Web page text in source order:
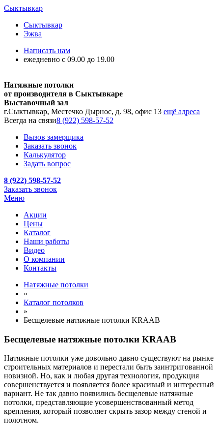
Сыктывкар
Сыктывкар
Эжва
Написать нам
ежедневно с 09.00 до 19.00
Натяжные потолки
от производителя в Сыктывкаре
Выставочный зал
г.Сыктывкар, Местечко Дырнос, д. 98, офис 13 ещё адреса
Всегда на связи8 (922) 598-57-52
Вызов замерщика
Заказать звонок
Калькулятор
Задать вопрос
8 (922) 598-57-52
Заказать звонок
Меню
Акции
Цены
Каталог
Наши работы
Видео
О компании
Контакты
Натяжные потолки
»
Каталог потолков
»
Бесщелевые натяжные потолки KRAAB
Бесщелевые натяжные потолки KRAAB
Натяжные потолки уже довольно давно существуют на рынке
строительных материалов и перестали быть заинтригованной
новизной. Но, как и любая другая технология, продукция
совершенствуется и появляется более красивый и интересный
вариант. Не так давно появились бесщелевые натяжные
потолки, представляющие усовершенствованный метод
крепления, который позволяет скрыть зазор между стеной и
полотном.